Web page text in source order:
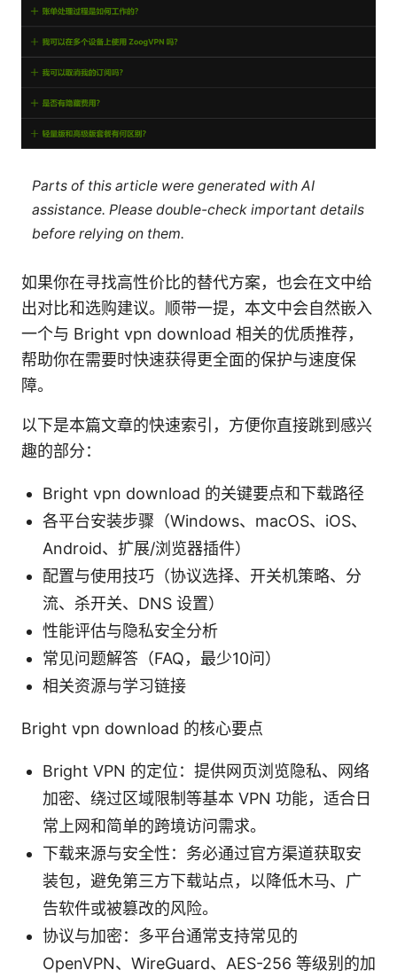
Parts of this article were generated with AI
assistance. Please double-check important details
before relying on them.
如果你在寻找高性价比的替代方案，也会在文中给
出对比和选购建议。顺带一提，本文中会自然嵌入
一个与 Bright vpn download 相关的优质推荐，
帮助你在需要时快速获得更全面的保护与速度保
障。
以下是本篇文章的快速索引，方便你直接跳到感兴
趣的部分：
Bright vpn download 的关键要点和下载路径
各平台安装步骤（Windows、macOS、iOS、
Android、扩展/浏览器插件）
配置与使用技巧（协议选择、开关机策略、分
流、杀开关、DNS 设置）
性能评估与隐私安全分析
常见问题解答（FAQ，最少10问）
相关资源与学习链接
Bright vpn download 的核心要点
Bright VPN 的定位：提供网页浏览隐私、网络
加密、绕过区域限制等基本 VPN 功能，适合日
常上网和简单的跨境访问需求。
下载来源与安全性：务必通过官方渠道获取安
装包，避免第三方下载站点，以降低木马、广
告软件或被篡改的风险。
协议与加密：多平台通常支持常见的
OpenVPN、WireGuard、AES-256 等级别的加